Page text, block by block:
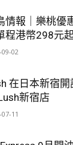
情報｜樂桃優
程港幣298元
02
在日本新宿
新宿店
11